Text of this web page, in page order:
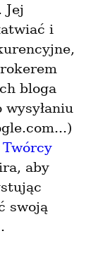
Jej
i
bloga
Twórcy
aby
swoją